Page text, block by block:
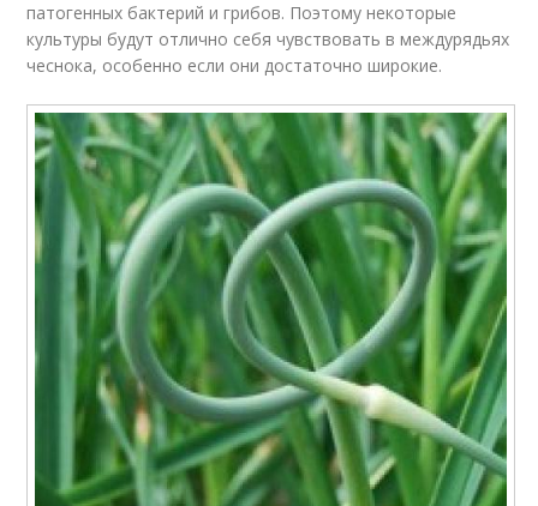
патогенных бактерий и грибов. Поэтому некоторые
культуры будут отлично себя чувствовать в междурядьях
чеснока, особенно если они достаточно широкие.